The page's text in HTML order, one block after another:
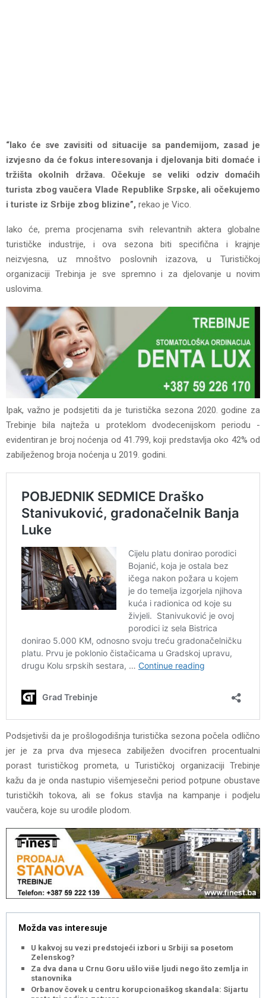
“Iako će sve zavisiti od situacije sa pandemijom, zasad je
izvjesno da će fokus interesovanja i djelovanja biti domaće i
tržišta okolnih država. Očekuje se veliki odziv domaćih
turista zbog vaučera Vlade Republike Srpske, ali očekujemo
i turiste iz Srbije zbog blizine”, rekao je Vico.
Iako će, prema procjenama svih relevantnih aktera globalne
turističke industrije, i ova sezona biti specifična i krajnje
neizvjesna, uz mnoštvo poslovnih izazova, u Turističkoj
organizaciji Trebinja je sve spremno i za djelovanje u novim
uslovima.
Ipak, važno je podsjetiti da je turistička sezona 2020. godine za
Trebinje bila najteža u proteklom dvodecenijskom periodu -
evidentiran je broj noćenja od 41.799, koji predstavlja oko 42% od
zabilježenog broja noćenja u 2019. godini.
Podsjetivši da je prošlogodišnja turistička sezona počela odlično
jer je za prva dva mjeseca zabilježen dvocifren procentualni
porast turističkog prometa, u Turističkoj organizaciji Trebinje
kažu da je onda nastupio višemjesečni period potpune obustave
turističkih tokova, ali se fokus stavlja na kampanje i podjelu
vaučera, koje su urodile plodom.
Možda vas interesuje
U kakvoj su vezi predstojeći izbori u Srbiji sa posetom
Zelenskog?
Za dva dana u Crnu Goru ušlo više ljudi nego što zemlja ima
stanovnika
Orbanov čovek u centru korupcionaškog skandala: Sijartu